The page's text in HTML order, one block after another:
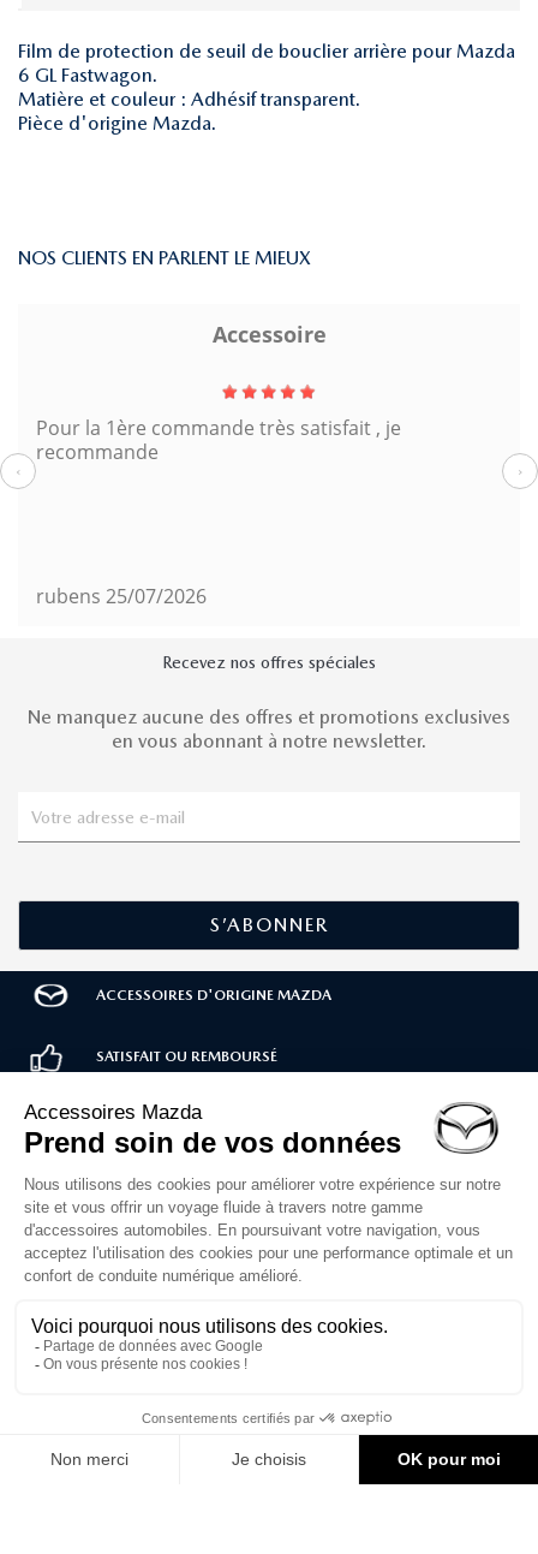
Film de protection de seuil de bouclier arrière pour Mazda
6 GL Fastwagon.
Matière et couleur : Adhésif transparent.
Pièce d'origine Mazda.
NOS CLIENTS EN PARLENT LE MIEUX
Accessoire
Pour la 1ère commande très satisfait , je
recommande
rubens 25/07/2026
‹ ›
Recevez nos offres spéciales
Ne manquez aucune des offres et promotions exclusives
en vous abonnant à notre newsletter.
ACCESSOIRES D'ORIGINE MAZDA
SATISFAIT OU REMBOURSÉ
LIVRAISON RAPIDE
PAIEMENT SÉCURISÉ
Service client
Du lundi au vendredi
de 10h à 12h et 14h à 16h30